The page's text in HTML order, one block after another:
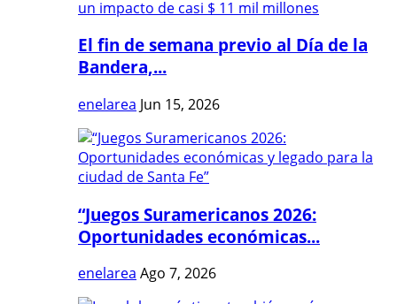
El fin de semana previo al Día de la
Bandera,...
enelarea Jun 15, 2026
“Juegos Suramericanos 2026:
Oportunidades económicas...
enelarea Ago 7, 2026